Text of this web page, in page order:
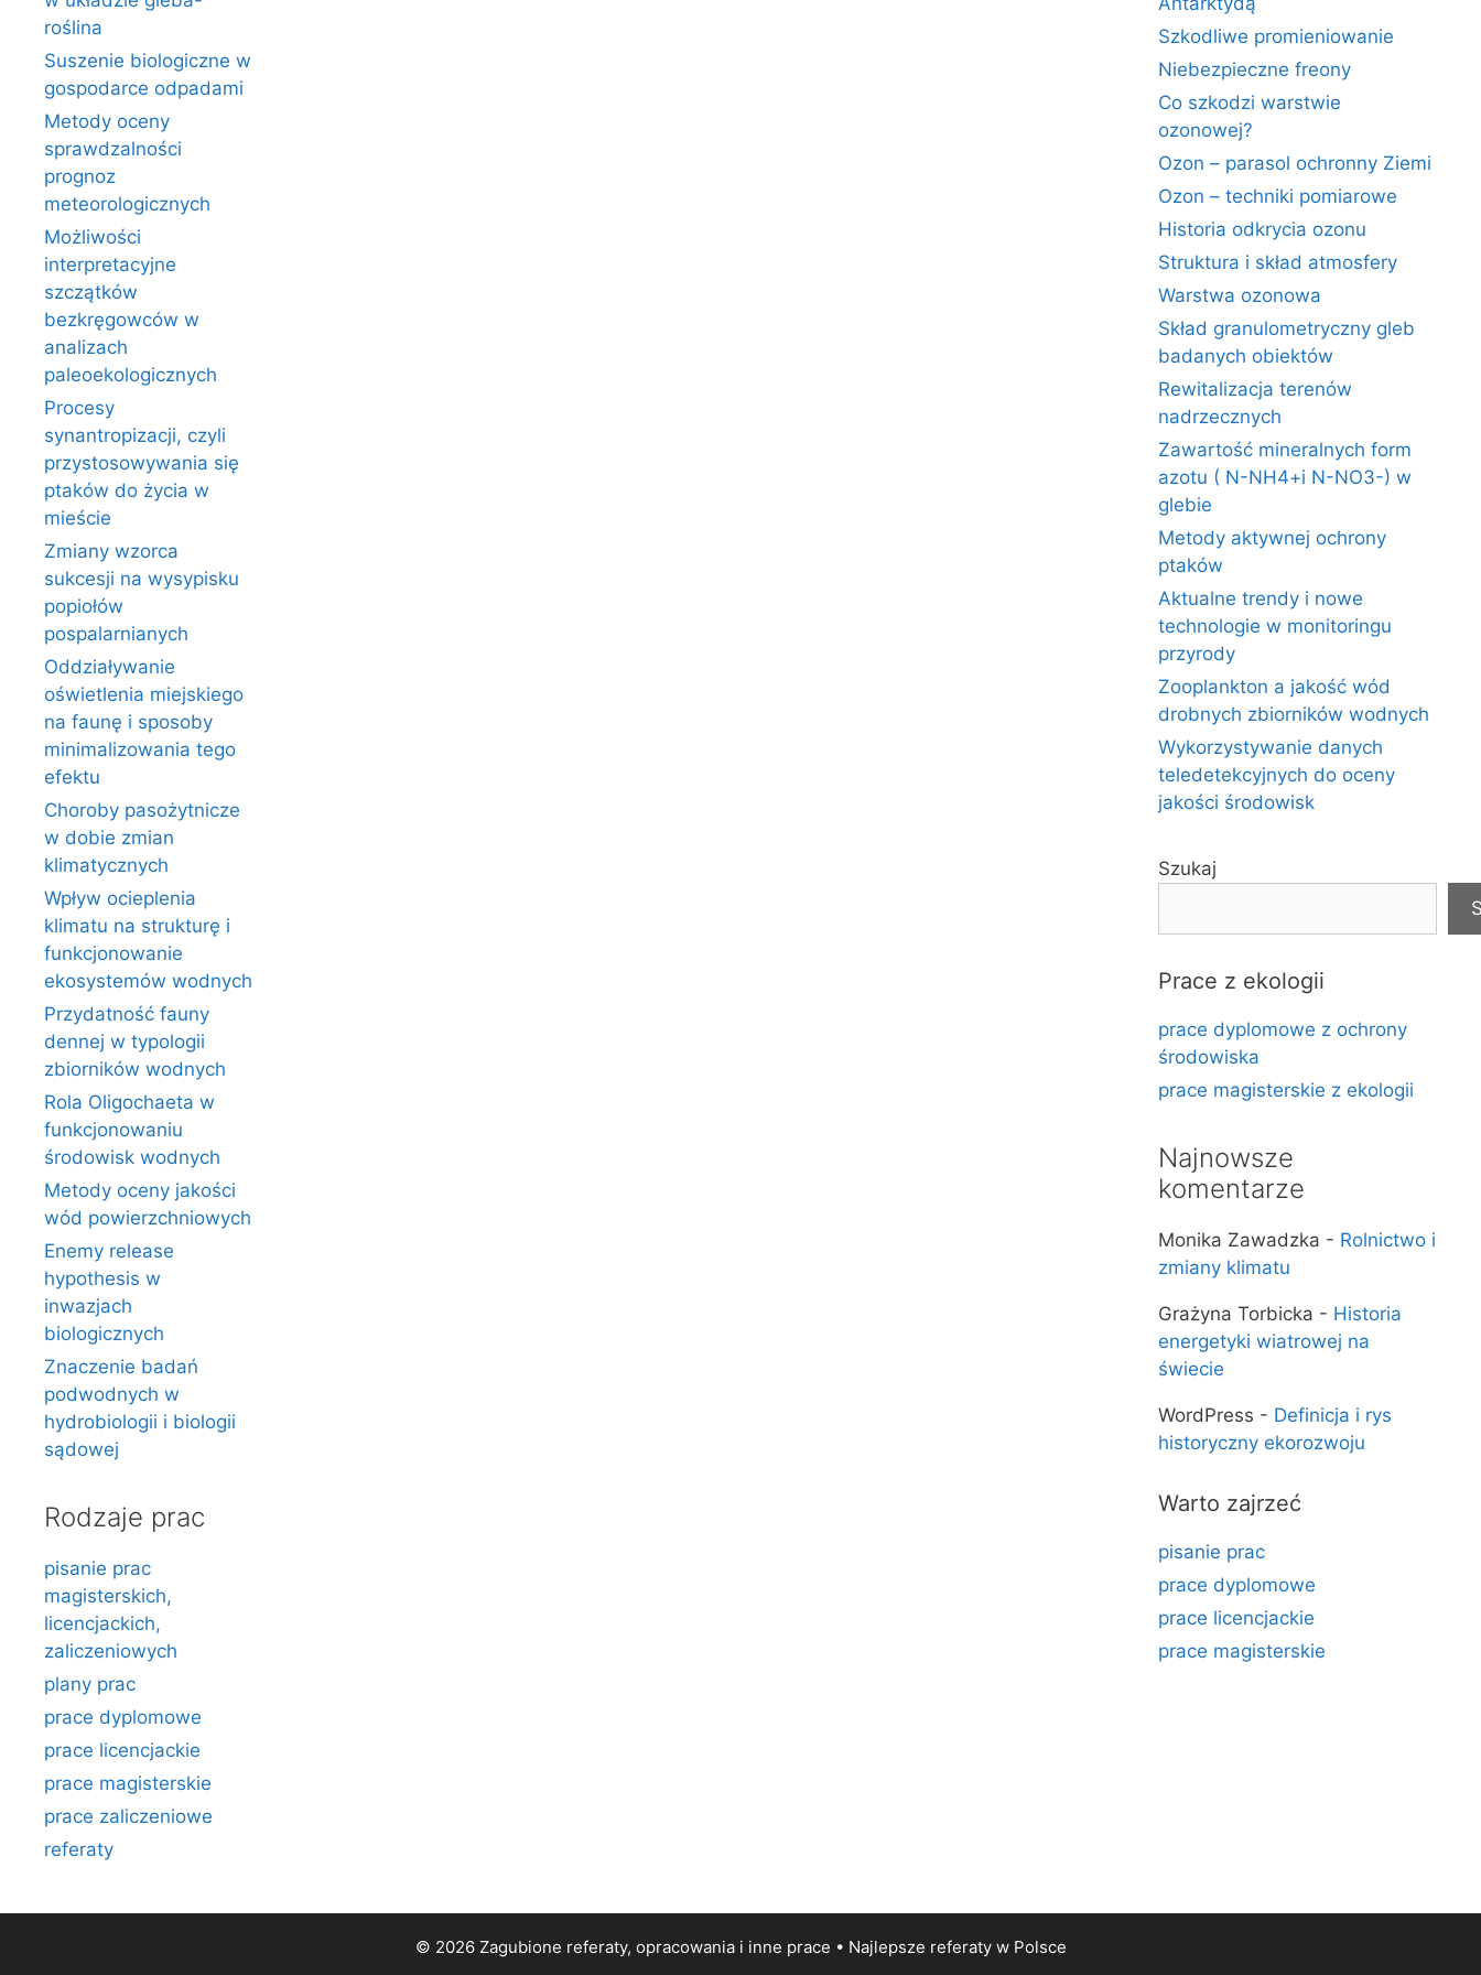
roślina
Suszenie biologiczne w
gospodarce odpadami
Metody oceny
sprawdzalności
prognoz
meteorologicznych
Możliwości
interpretacyjne
szczątków
bezkręgowców w
analizach
paleoekologicznych
Procesy
synantropizacji, czyli
przystosowywania się
ptaków do życia w
mieście
Zmiany wzorca
sukcesji na wysypisku
popiołów
pospalarnianych
Oddziaływanie
oświetlenia miejskiego
na faunę i sposoby
minimalizowania tego
efektu
Choroby pasożytnicze
w dobie zmian
klimatycznych
Wpływ ocieplenia
klimatu na strukturę i
funkcjonowanie
ekosystemów wodnych
Przydatność fauny
dennej w typologii
zbiorników wodnych
Rola Oligochaeta w
funkcjonowaniu
środowisk wodnych
Metody oceny jakości
wód powierzchniowych
Enemy release
hypothesis w
inwazjach
biologicznych
Znaczenie badań
podwodnych w
hydrobiologii i biologii
sądowej
Rodzaje prac
pisanie prac
magisterskich,
licencjackich,
zaliczeniowych
plany prac
prace dyplomowe
prace licencjackie
prace magisterskie
prace zaliczeniowe
referaty
Szkodliwe promieniowanie
Niebezpieczne freony
Co szkodzi warstwie
ozonowej?
Ozon – parasol ochronny Ziemi
Ozon – techniki pomiarowe
Historia odkrycia ozonu
Struktura i skład atmosfery
Warstwa ozonowa
Skład granulometryczny gleb
badanych obiektów
Rewitalizacja terenów
nadrzecznych
Zawartość mineralnych form
azotu ( N-NH4+i N-NO3-) w
glebie
Metody aktywnej ochrony
ptaków
Aktualne trendy i nowe
technologie w monitoringu
przyrody
Zooplankton a jakość wód
drobnych zbiorników wodnych
Wykorzystywanie danych
teledetekcyjnych do oceny
jakości środowisk
Szukaj
Prace z ekologii
prace dyplomowe z ochrony
środowiska
prace magisterskie z ekologii
Najnowsze
komentarze
Monika Zawadzka - Rolnictwo i
zmiany klimatu
Grażyna Torbicka - Historia
energetyki wiatrowej na
świecie
WordPress - Definicja i rys
historyczny ekorozwoju
Warto zajrzeć
pisanie prac
prace dyplomowe
prace licencjackie
prace magisterskie
© 2026 Zagubione referaty, opracowania i inne prace • Najlepsze referatyw Polsce